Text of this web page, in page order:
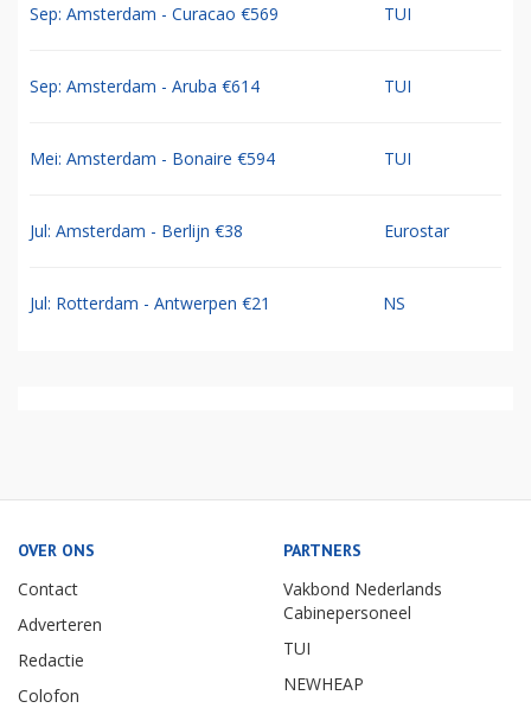
Sep: Amsterdam - Curacao €569 TUI
Sep: Amsterdam - Aruba €614 TUI
Mei: Amsterdam - Bonaire €594 TUI
Jul: Amsterdam - Berlijn €38 Eurostar
Jul: Rotterdam - Antwerpen €21 NS
OVER ONS
Contact
Adverteren
Redactie
Colofon
PARTNERS
Vakbond Nederlands
Cabinepersoneel
TUI
NEWHEAP